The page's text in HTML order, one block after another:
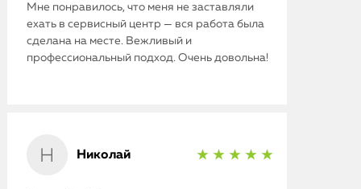
Мне понравилось, что меня не заставляли
ехать в сервисный центр — вся работа была
сделана на месте. Вежливый и
профессиональный подход. Очень довольна!
Николай ★ ★ ★ ★ ★